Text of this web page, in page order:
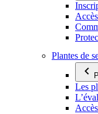
Plantes de
Les